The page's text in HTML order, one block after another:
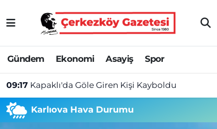
Gündem Ekonomi Asayiş Spor
09:17 Kapaklı'da Göle Giren Kişi Kayboldu
Karlıova Hava Durumu
Asayiş
Ekonomi
Gündem
Haber
Tekirdağ Nöbetçi Eczaneler
Tekirdağ Hava Durumu
Tekirdağ Namaz Vakitleri
Tekirdağ Trafik Yoğunluk Haritası